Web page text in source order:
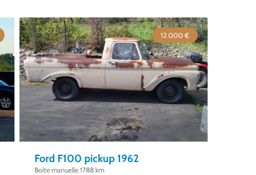
12 000 €
Ford F100 pickup 1962
Boîte manuelle 1788 km